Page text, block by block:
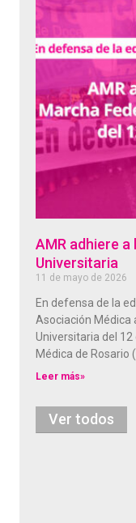
AMR adhiere
Universitaria
11 de mayo de 2026
En defensa de la
Asociación Médica
Universitaria del 12
Médica de Rosario
Leer más»
Ver todos